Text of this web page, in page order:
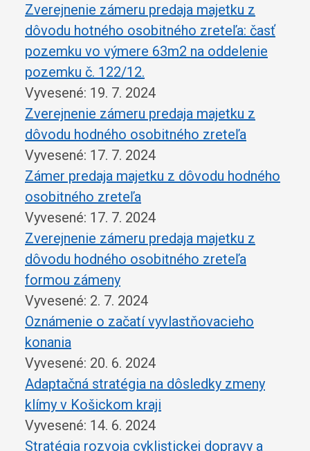
Zverejnenie zámeru predaja majetku z
dôvodu hotného osobitného zreteľa: časť
pozemku vo výmere 63m2 na oddelenie
pozemku č. 122/12.
Vyvesené: 19. 7. 2024
Zverejnenie zámeru predaja majetku z
dôvodu hodného osobitného zreteľa
Vyvesené: 17. 7. 2024
Zámer predaja majetku z dôvodu hodného
osobitného zreteľa
Vyvesené: 17. 7. 2024
Zverejnenie zámeru predaja majetku z
dôvodu hodného osobitného zreteľa
formou zámeny
Vyvesené: 2. 7. 2024
Oznámenie o začatí vyvlastňovacieho
konania
Vyvesené: 20. 6. 2024
Adaptačná stratégia na dôsledky zmeny
klímy v Košickom kraji
Vyvesené: 14. 6. 2024
Stratégia rozvoja cyklistickej dopravy a